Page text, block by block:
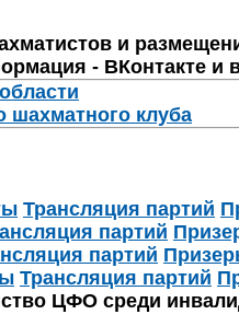
и
- ВКонтакте и
шахматного клуба
Трансляция партий
партий
партий
Трансляция партий
ЦФО среди